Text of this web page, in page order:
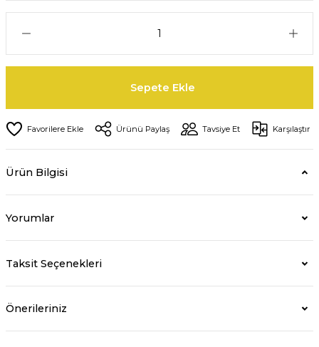
Sepete Ekle
Ürünü Paylaş Tavsiye Et Karşılaştır
Ürün Bilgisi
Yorumlar
Taksit Seçenekleri
Önerileriniz